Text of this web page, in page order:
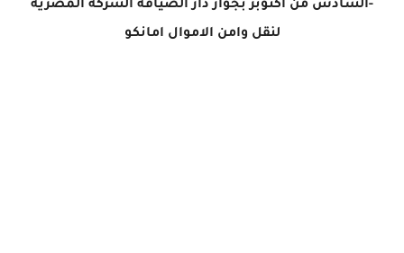
-السادس من أكتوبر بجوار دار الضيافة الشركة المصرية
لنقل وامن الاموال امانكو